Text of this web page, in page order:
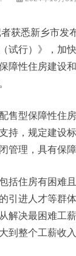
获悉新乡市发
试行）》，加
障性住房建设
售型保障性住房
持，规定建设
管理，具有保
括住房有困难
引进人才等群
解决最困难工
到整个工薪收入